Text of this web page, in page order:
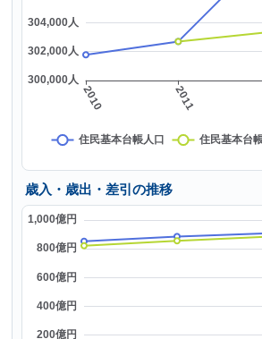
歳入・歳出・差引の推移